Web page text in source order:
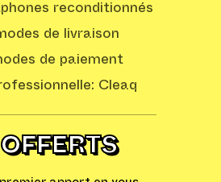
reconditionnés
de livraison
de paiement
Cleaq